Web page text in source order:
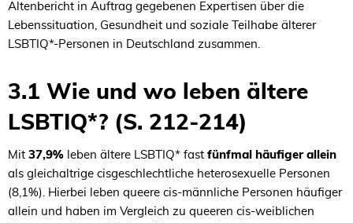
Altenbericht in Auftrag gegebenen Expertisen über die
Lebenssituation, Gesundheit und soziale Teilhabe älterer
LSBTIQ*-Personen in Deutschland zusammen.
3.1 Wie und wo leben ältere
LSBTIQ*? (S. 212-214)
Mit 37,9% leben ältere LSBTIQ* fast fünfmal häufiger allein
als gleichaltrige cisgeschlechtliche heterosexuelle Personen
(8,1%). Hierbei leben queere cis-männliche Personen häufiger
allein und haben im Vergleich zu queeren cis-weiblichen